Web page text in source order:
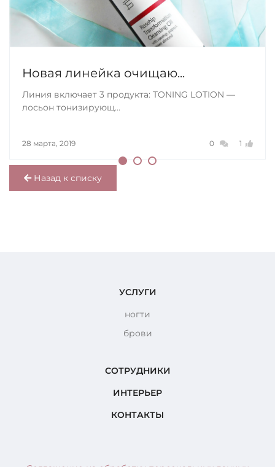
Новая линейка очищаю...
Линия включает 3 продукта: TONING LOTION —
лосьон тонизирующ...
28 марта, 2019 0 1
Назад к списку
УСЛУГИ
ногти
брови
СОТРУДНИКИ
ИНТЕРЬЕР
КОНТАКТЫ